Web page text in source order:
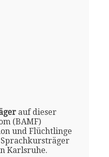
auf dieser
(BAMF)
und Flüchtlinge
Karlsruhe.